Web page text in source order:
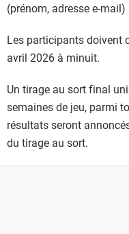
(prénom, adresse e-
Les participants doivent
avril 2026 à minuit.
Un tirage au sort final
semaines de jeu, parmi
résultats seront
du tirage au sort.